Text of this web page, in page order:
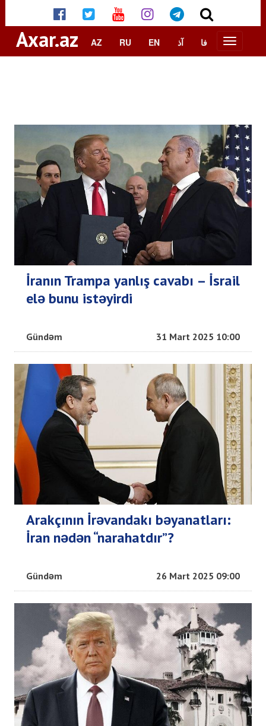
Axar.az AZ RU EN آذ فا
İranın Trampa yanlış cavabı – İsrail
elə bunu istəyirdi
Gündəm 31 Mart 2025 10:00
Arakçının İrəvandakı bəyanatları:
İran nədən “narahatdır”?
Gündəm 26 Mart 2025 09:00